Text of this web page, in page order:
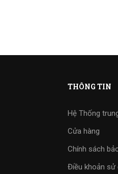
THÔNG TIN
Hệ Thống
Cửa hàng
Chính sách
Điều khoản sử